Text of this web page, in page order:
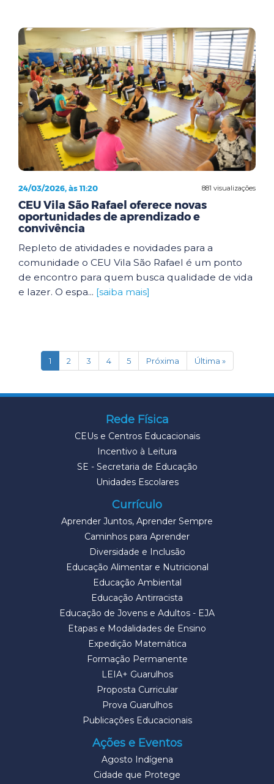
881 visualizações
24/03/2026, às 11:20
CEU Vila São Rafael oferece novas
oportunidades de aprendizado e
convivência
Repleto de atividades e novidades para a
comunidade o CEU Vila São Rafael é um ponto
de encontro para quem busca qualidade de vida
e lazer. O espa... [saiba mais]
1(current)
2 3 4 5 Próxima Última »
Rede Física
CEUs e Centros Educacionais
Incentivo à Leitura
SE - Secretaria de Educação
Unidades Escolares
Currículo
Aprender Juntos, Aprender Sempre
Caminhos para Aprender
Diversidade e Inclusão
Educação Alimentar e Nutricional
Educação Ambiental
Educação Antirracista
Educação de Jovens e Adultos - EJA
Etapas e Modalidades de Ensino
Expedição Matemática
Formação Permanente
LEIA+ Guarulhos
Proposta Curricular
Prova Guarulhos
Publicações Educacionais
Ações e Eventos
Agosto Indígena
Cidade que Protege